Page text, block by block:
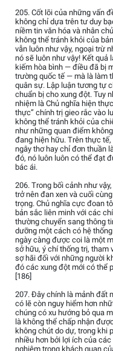
205. Cốt lõi của những vấn
không chỉ dựa trên tư duy
niềm tin văn hóa và nhân
không thể tránh khỏi của
vẫn luôn như vậy, ngoại trừ
nó sẽ luôn như vậy! Kết quả
kiếm hòa bình — điều đã bị
trường quốc tế — mà là làm
quân sự. Lập luận tương tự
chuẩn bị cho xung đột. Tuy
nhiệm là Chủ nghĩa hiện
thực” chính trị gieo rắc vào
không thể tránh khỏi của
như những quan điểm
đang hiện hữu. Trên thực
ngây thơ hay chỉ đơn thuần
đó, nó luôn luôn có thể đạt
bác ái.
206. Trong bối cảnh như
trở nên đan xen và cuối
trọng. Chủ nghĩa cực đoan
bản sắc liên minh với các
thường chuyển sang thông
dưỡng một cách có hệ
ngày càng được coi là một
sở hữu, ý chí thống trị, tham
sợ hãi đối với những người
đó các xung đột mới có thể
[186]
207. Đây chính là mảnh đất
có lẽ còn nguy hiểm hơn
chúng có xu hướng bỏ qua
là không thể chấp nhận
không chút do dự, trong khi
nhiều hơn bởi lợi ích của
nghiêm trọng khách quan